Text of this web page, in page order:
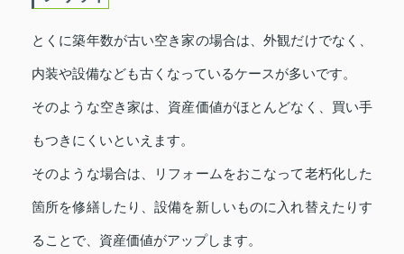
とくに築年数が古い空き家の場合は、外観だけでなく、
内装や設備なども古くなっているケースが多いです。
そのような空き家は、資産価値がほとんどなく、買い手
もつきにくいといえます。
そのような場合は、リフォームをおこなって老朽化した
箇所を修繕したり、設備を新しいものに入れ替えたりす
ることで、資産価値がアップします。